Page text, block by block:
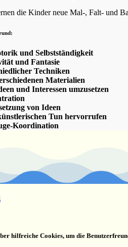
die Kinder neue Mal-, Falt- und
und Selbstständigkeit
und Fantasie
Techniken
Materialien
und Interessen umzusetzen
von Ideen
Tun hervorrufen
Koordination
hilfreiche Cookies, um die